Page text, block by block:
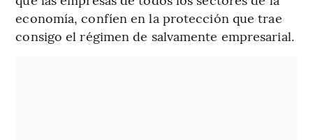
economía, confíen en la protección que trae
consigo el régimen de salvamente empresarial.